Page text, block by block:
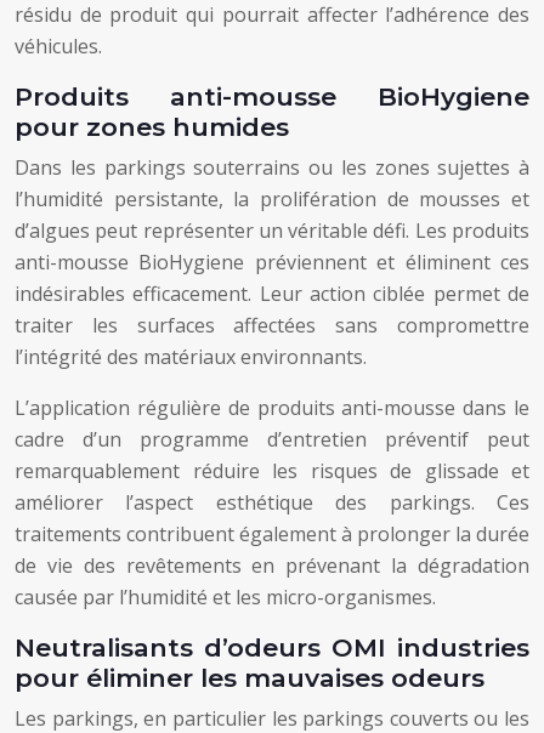
résidu de produit qui pourrait affecter l’adhérence des
véhicules.
Produits anti-mousse BioHygiene
pour zones humides
Dans les parkings souterrains ou les zones sujettes à
l’humidité persistante, la prolifération de mousses et
d’algues peut représenter un véritable défi. Les produits
anti-mousse BioHygiene préviennent et éliminent ces
indésirables efficacement. Leur action ciblée permet de
traiter les surfaces affectées sans compromettre
l’intégrité des matériaux environnants.
L’application régulière de produits anti-mousse dans le
cadre d’un programme d’entretien préventif peut
remarquablement réduire les risques de glissade et
améliorer l’aspect esthétique des parkings. Ces
traitements contribuent également à prolonger la durée
de vie des revêtements en prévenant la dégradation
causée par l’humidité et les micro-organismes.
Neutralisants d’odeurs OMI industries
pour éliminer les mauvaises odeurs
Les parkings, en particulier les parkings couverts ou les